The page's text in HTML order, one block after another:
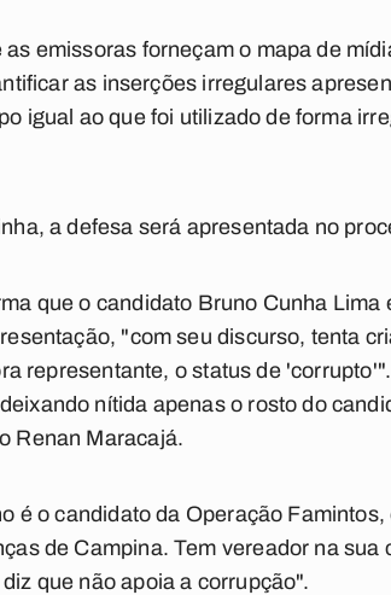
emissoras forneçam o mapa de
as inserções irregulares
igual ao que foi utilizado de forma
a defesa será apresentada no
que o candidato Bruno Cunha
"com seu discurso, tenta
representante, o status de
nítida apenas o rosto do
Renan Maracajá.
é o candidato da Operação
de Campina. Tem vereador na sua
que não apoia a corrupção".